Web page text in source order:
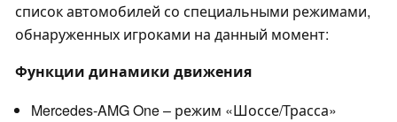
список автомобилей со специальными режимами,
обнаруженных игроками на данный момент:
Функции динамики движения
Mercedes-AMG One – режим «Шоссе/Трасса»